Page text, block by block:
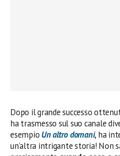
Dopo il grande successo
ha trasmesso sul suo canale
esempio Un altro domani, ha
un’altra intrigante storia! Non